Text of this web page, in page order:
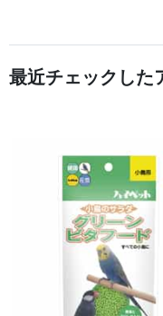
最近チェックした